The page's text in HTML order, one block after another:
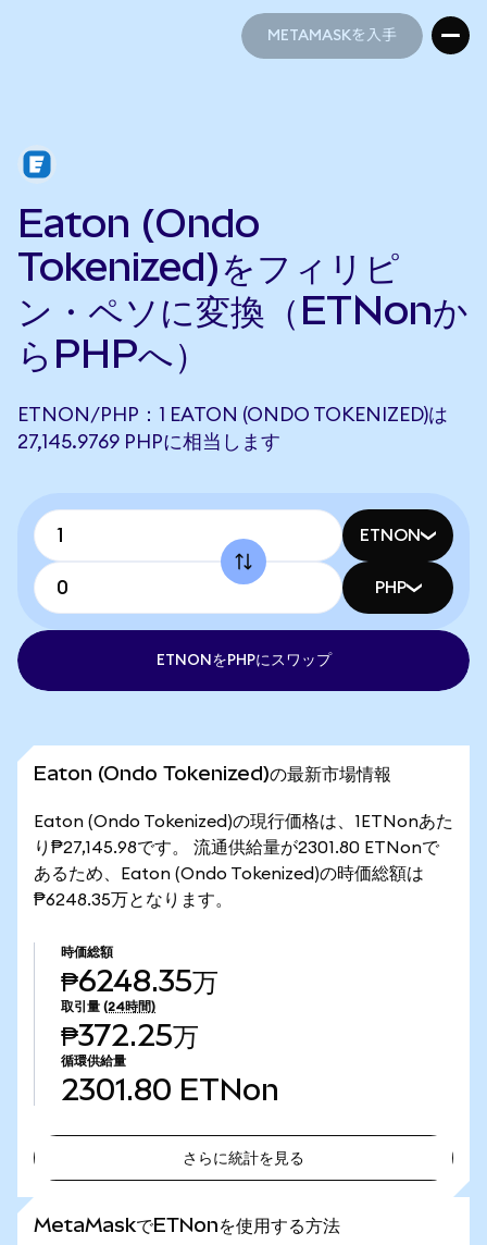
METAMASKを入手
Eaton (Ondo
Tokenized)をフィリピ
ン・ペソに変換（ETNonか
らPHPへ）
ETNON/PHP：1 EATON (ONDO TOKENIZED)は
27,145.9769 PHPに相当します
ETNON
PHP
ETNONをPHPにスワップ
Eaton (Ondo Tokenized)の最新市場情報
Eaton (Ondo Tokenized)の現行価格は、1ETNonあた
り₱27,145.98です。 流通供給量が2301.80 ETNonで
あるため、Eaton (Ondo Tokenized)の時価総額は
₱6248.35万となります。
時価総額
₱6248.35万
取引量 (24時間)
₱372.25万
循環供給量
2301.80 ETNon
さらに統計を見る
MetaMaskでETNonを使用する方法